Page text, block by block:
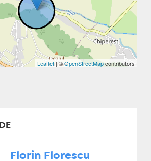
Leaflet| ©OpenStreetMapcontributors
Florin Florescu